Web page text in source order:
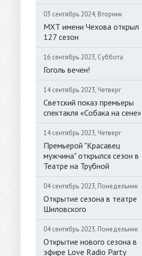
03 сентябрь 2024, Вторник
МХТ имени Чехова открыл
127 сезон
16 сентябрь 2023, Суббота
Гоголь вечен!
14 сентябрь 2023, Четверг
Светский показ премьеры
спектакля «Собака на сене»
14 сентябрь 2023, Четверг
Премьерой "Красавец
мужчина" открылся сезон в
Театре на Трубной
04 сентябрь 2023, Понедельник
Открытие сезона в театре
Шиловского
04 сентябрь 2023, Понедельник
Открытие нового сезона в
эфире Love Radio Party